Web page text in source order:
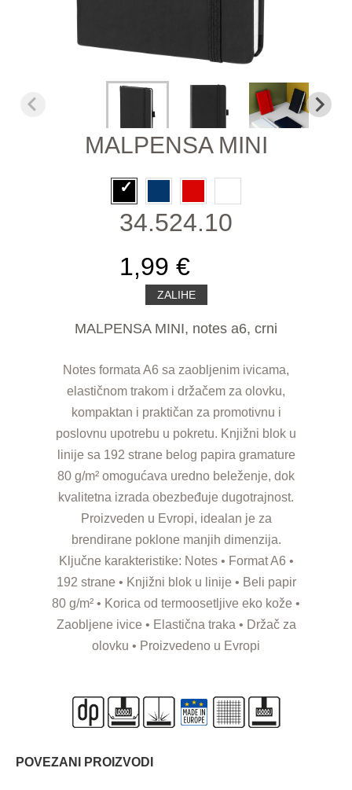
MALPENSA MINI
34.524.10
1,99 €
ZALIHE
MALPENSA MINI, notes a6, crni
Notes formata A6 sa zaobljenim ivicama,
elastičnom trakom i držačem za olovku,
kompaktan i praktičan za promotivnu i
poslovnu upotrebu u pokretu. Knjižni blok u
linije sa 192 strane belog papira gramature
80 g/m² omogućava uredno beleženje, dok
kvalitetna izrada obezbeđuje dugotrajnost.
Proizveden u Evropi, idealan je za
brendirane poklone manjih dimenzija.
Ključne karakteristike: Notes • Format A6 •
192 strane • Knjižni blok u linije • Beli papir
80 g/m² • Korica od termoosetljive eko kože •
Zaobljene ivice • Elastična traka • Držač za
olovku • Proizvedeno u Evropi
POVEZANI PROIZVODI